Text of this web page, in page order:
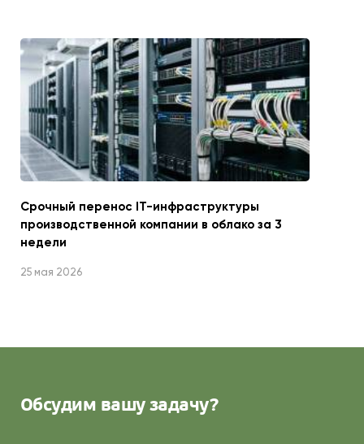
Срочный перенос IT-инфраструктуры
производственной компании в облако за 3
недели
25 мая 2026
Обсудим вашу задачу?